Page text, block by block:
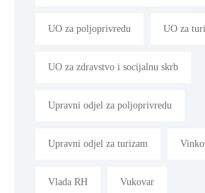
UO za poljoprivredu UO za
UO za zdravstvo i socijalnu skrb
Upravni odjel za poljoprivredu
Upravni odjel za turizam
Vlada RH Vukovar